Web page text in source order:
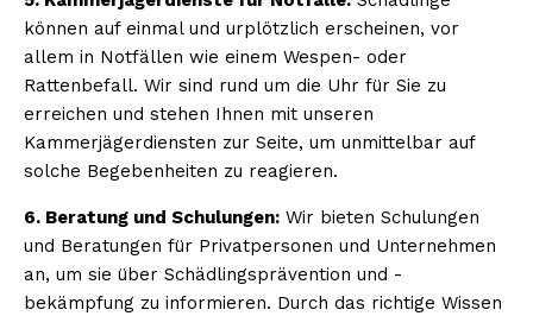
können auf einmal und urplötzlich erscheinen, vor
allem in Notfällen wie einem Wespen- oder
Rattenbefall. Wir sind rund um die Uhr für Sie zu
erreichen und stehen Ihnen mit unseren
Kammerjägerdiensten zur Seite, um unmittelbar auf
solche Begebenheiten zu reagieren.
6. Beratung und Schulungen: Wir bieten Schulungen
und Beratungen für Privatpersonen und Unternehmen
an, um sie über Schädlingsprävention und -
bekämpfung zu informieren. Durch das richtige Wissen